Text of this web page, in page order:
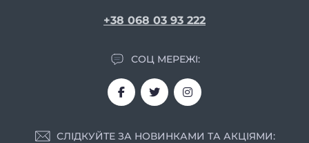
+38 068 03 93 222
СОЦ МЕРЕЖІ:
СЛІДКУЙТЕ ЗА НОВИНКАМИ ТА АКЦІЯМИ: